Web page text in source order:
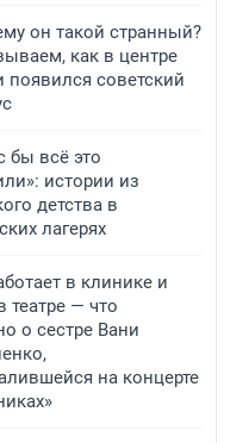
он такой странный?
как в центре
советский
бы всё это
истории из
детства в
лагерях
в клинике и
театре — что
о сестре Вани
на концерте